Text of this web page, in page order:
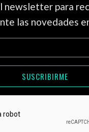
newsletter para
las novedades
SUSCRIBIRME